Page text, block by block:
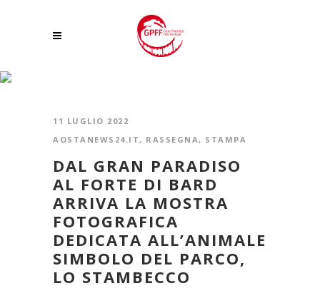
11 LUGLIO 2022
AOSTANEWS24.IT, RASSEGNA, STAMPA
DAL GRAN PARADISO
AL FORTE DI BARD
ARRIVA LA MOSTRA
FOTOGRAFICA
DEDICATA ALL’ANIMALE
SIMBOLO DEL PARCO,
LO STAMBECCO